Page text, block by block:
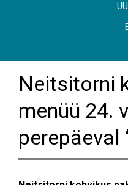
Neitsitorni
menüü 24.
perepäeval